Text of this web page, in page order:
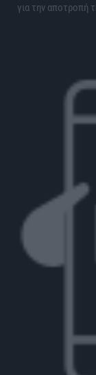
για την αποτροπή